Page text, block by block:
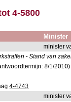
4-5800
Minister
minister
- Stand van
8/1/2010)
4-4743
minister